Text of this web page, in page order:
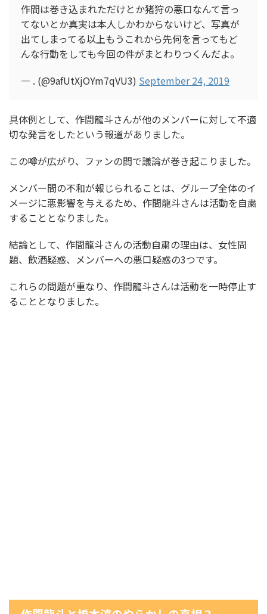
作間は巻き込まれただけとか猪狩の悪口なんて言っ
てないとか真実は本人しかわからないけど、写真が
出てしまってる以上もうこれから先何を言ってもど
んな行動をしても今回の件がまとわりつくんだよ。
— . (@9afUtXjOYm7qVU3) September 24, 2019
具体例として、作間龍斗さんが他のメンバーに対して不適
切な発言をしたという報道がありました。
この噂が広がり、ファンの間で議論が巻き起こりました。
メンバー間の不和が報じられることは、グループ全体のイ
メージに悪影響を与えるため、作間龍斗さんは活動を自粛
することとなりました。
結論として、作間龍斗さんの活動自粛の理由は、女性問
題、飲酒疑惑、メンバーへの悪口疑惑の3つです。
これらの問題が重なり、作間龍斗さんは活動を一時停止す
ることとなりました。